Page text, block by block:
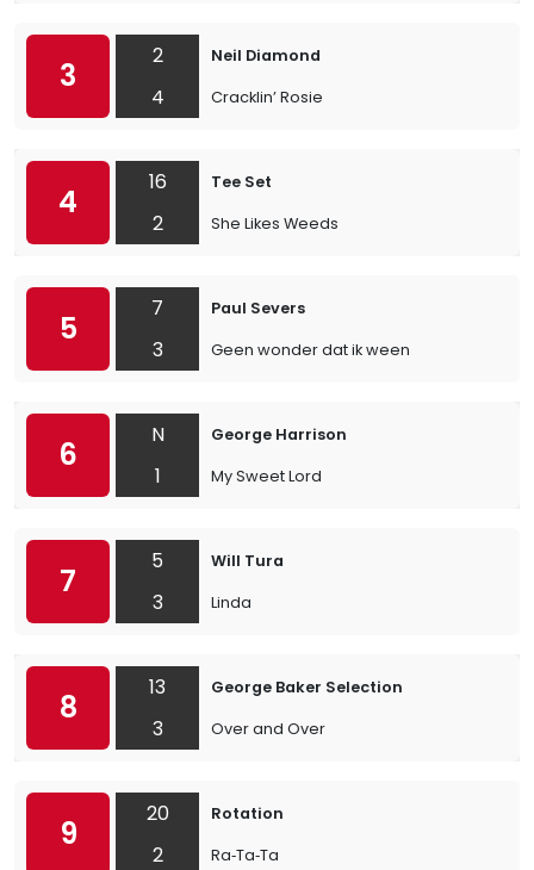
3
2
4
Neil Diamond
Cracklin’ Rosie
4
16
2
Tee Set
She Likes Weeds
5
7
3
Paul Severs
Geen wonder dat ik ween
6
N
1
George Harrison
My Sweet Lord
7
5
3
Will Tura
Linda
8
13
3
George Baker Selection
Over and Over
9
20
2
Rotation
Ra‐Ta‐Ta